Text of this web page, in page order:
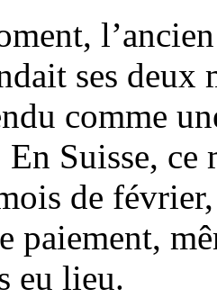
ses deux
comme
Suisse, ce
de
paiement,
eu lieu.